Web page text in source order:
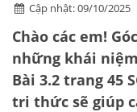
Cập nhật: 09/10/2025
Chào các em!
những khái
Bài 3.2 trang 45
tri thức sẽ giúp